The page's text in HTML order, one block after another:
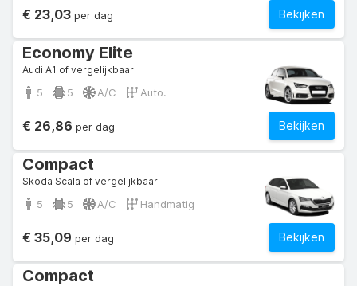
Bekijken
€ 23,03 per dag
Economy Elite
Audi A1 of vergelijkbaar
5 5 A/C Auto.
Bekijken
€ 26,86 per dag
Compact
Skoda Scala of vergelijkbaar
5 5 A/C Handmatig
Bekijken
€ 35,09 per dag
Compact